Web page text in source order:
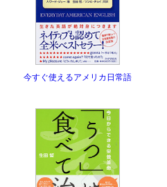
今すぐ使えるアメリカ日常語